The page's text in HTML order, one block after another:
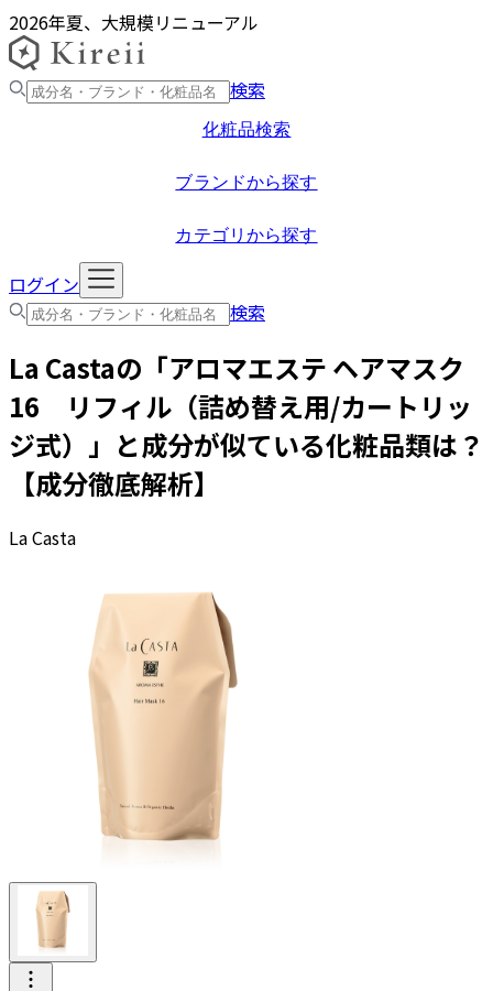
2026年夏、大規模リニューアル
検索
化粧品検索
ブランドから探す
カテゴリから探す
ログイン
検索
La Castaの「アロマエステ ヘアマスク
16 リフィル（詰め替え用/カートリッ
ジ式）
」と成分が似ている化粧品類は？
【成分徹底解析】
La Casta